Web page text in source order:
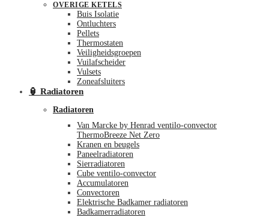
OVERIGE KETELS
Buis Isolatie
Ontluchters
Pellets
Thermostaten
Veiligheidsgroepen
Vuilafscheider
Vulsets
Zoneafsluiters
🏮 Radiatoren
Radiatoren
Van Marcke by Henrad ventilo-convector
ThermoBreeze Net Zero
Kranen en beugels
Paneelradiatoren
Sierradiatoren
Cube ventilo-convector
Accumulatoren
Convectoren
Elektrische Badkamer radiatoren
Badkamerradiatoren